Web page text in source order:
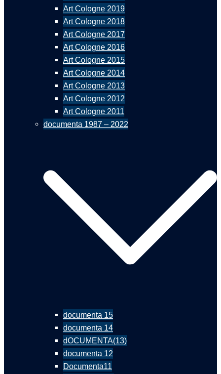
Art Cologne 2019
Art Cologne 2018
Art Cologne 2017
Art Cologne 2016
Art Cologne 2015
Art Cologne 2014
Art Cologne 2013
Art Cologne 2012
Art Cologne 2011
documenta 1987 – 2022
documenta 15
documenta 14
dOCUMENTA(13)
documenta 12
Documenta11